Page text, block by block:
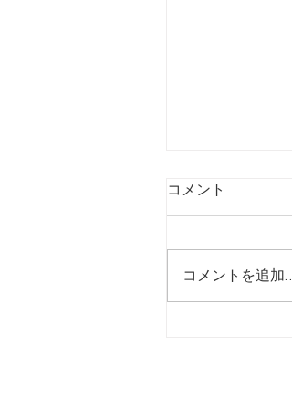
コメント
コメントを追加…